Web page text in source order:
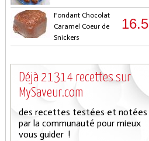
Fondant Chocolat
Caramel Coeur de
Snickers
16.5
Déjà 21314 recettes sur
MySaveur.com
des recettes testées et notées
par la communauté pour mieux
vous guider !